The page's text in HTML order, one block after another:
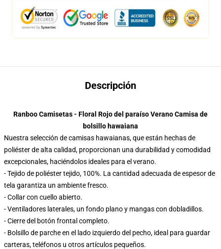
Descripción
Ranboo Camisetas - Floral Rojo del paraíso Verano Camisa de
bolsillo hawaiana
Nuestra selección de camisas hawaianas, que están hechas de
poliéster de alta calidad, proporcionan una durabilidad y comodidad
excepcionales, haciéndolos ideales para el verano.
- Tejido de poliéster tejido, 100%. La cantidad adecuada de espesor de
tela garantiza un ambiente fresco.
- Collar con cuello abierto.
- Ventiladores laterales, un fondo plano y mangas con dobladillos.
- Cierre del botón frontal completo.
- Bolsillo de parche en el lado izquierdo del pecho, ideal para guardar
carteras, teléfonos u otros artículos pequeños.